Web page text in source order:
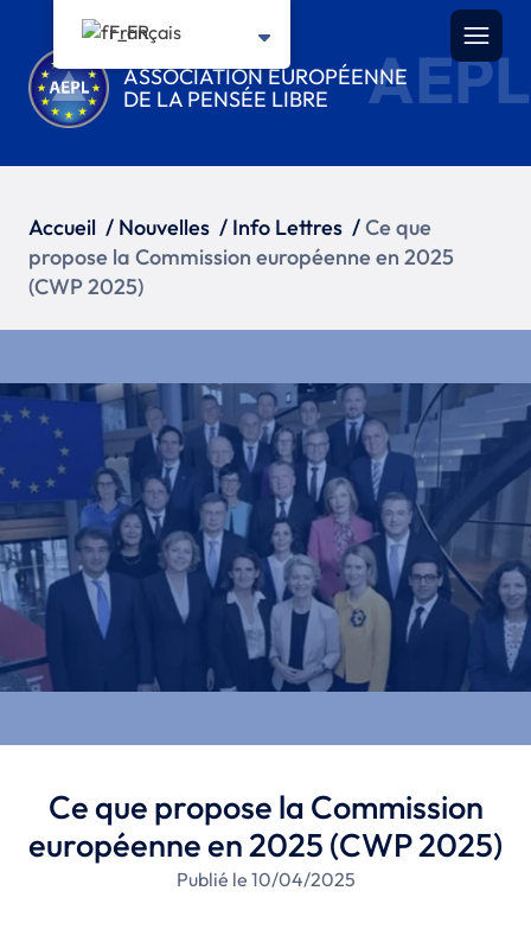
ASSOCIATION EUROPÉENNE
DE LA PENSÉE LIBRE
AEPL
Accueil / Nouvelles / Info Lettres /Ce que
propose la Commission européenne en 2025
(CWP 2025)
Ce que propose la Commission
européenne en 2025 (CWP 2025)
Publié le 10/04/2025
Français